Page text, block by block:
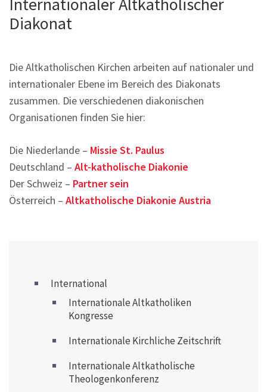
Diakonat
Die Altkatholischen Kirchen arbeiten auf nationaler und
internationaler Ebene im Bereich des Diakonats
zusammen. Die verschiedenen diakonischen
Organisationen finden Sie hier:
Die Niederlande – Missie St. Paulus
Deutschland – Alt-katholische Diakonie
Der Schweiz – Partner sein
Österreich – Altkatholische Diakonie Austria
International
Internationale Altkatholiken
Kongresse
Internationale Kirchliche Zeitschrift
Internationale Altkatholische
Theologenkonferenz